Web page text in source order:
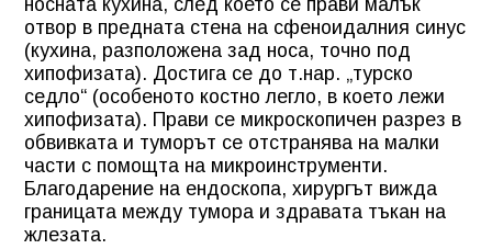
отвор в предната стена на сфеноидалния синус
(кухина, разположена зад носа, точно под
хипофизата). Достига се до т.нар. „турско
седло“ (особеното костно легло, в което лежи
хипофизата). Прави се микроскопичен разрез в
обвивката и туморът се отстранява на малки
части с помощта на микроинструменти.
Благодарение на ендоскопа, хирургът вижда
границата между тумора и здравата тъкан на
жлезата.